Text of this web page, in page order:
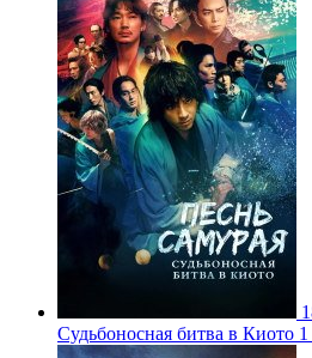
Судьбоносная битва в Киото 1